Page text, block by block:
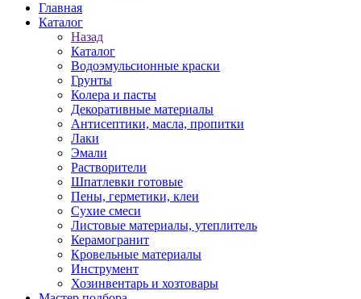
Главная
Каталог
Назад
Каталог
Водоэмульсионные краски
Грунты
Колера и пасты
Декоративные материалы
Антисептики, масла, пропитки
Лаки
Эмали
Растворители
Шпатлевки готовые
Пены, герметики, клеи
Сухие смеси
Листовые материалы, утеплитель
Керамогранит
Кровельные материалы
Инструмент
Хозинвентарь и хозтовары